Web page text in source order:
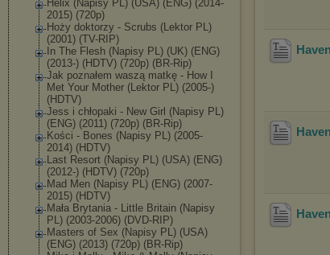
Helix (Napisy PL) (USA) (ENG) (2014-
2015) (720p)
Hoży doktorzy - Scrubs (Lektor PL)
(2001) (TV-RIP)
In The Flesh (Napisy PL) (UK) (ENG)
(2013-) (HDTV) (720p) (BR-Rip)
Jak poznałem waszą matkę - How I
Met Your Mother (Lektor PL) (2005-)
(HDTV)
Jess i chłopaki - New Girl (Napisy PL)
(ENG) (2011) (720p) (BR-Rip)
Kości - Bones (Napisy PL) (2005-
2014) (HDTV)
Last Resort (Napisy PL) (USA) (ENG)
(2012-) (HDTV) (720p)
Mad Men (Napisy PL) (ENG) (2007-
2015) (HDTV)
Mała Brytania - Little Britain (Napisy
PL) (2003-2006) (DVD-RIP)
Masters of Sex (Napisy PL) (USA)
(ENG) (2013) (720p) (BR-Rip)